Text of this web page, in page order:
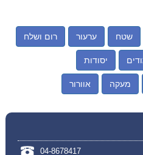
שטח ערעור רום ושלח
יסודות
מעקה אוורור
04-8678417